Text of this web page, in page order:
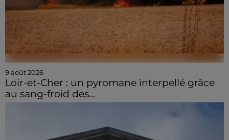
9 août 2026
Loir-et-Cher : un pyromane interpellé grâce
au sang-froid des...